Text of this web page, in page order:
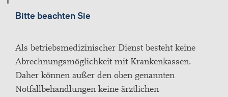
Bitte beachten Sie
Als betriebsmedizinischer Dienst besteht keine
Abrechnungsmöglichkeit mit Krankenkassen.
Daher können außer den oben genannten
Notfallbehandlungen keine ärztlichen